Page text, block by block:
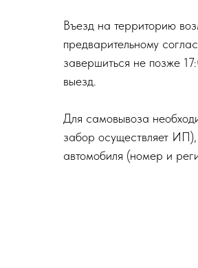
Въезд на территорию
предварительному
завершиться не позже
выезд.
Для самовывоза
забор осуществляет
автомобиля (номер и